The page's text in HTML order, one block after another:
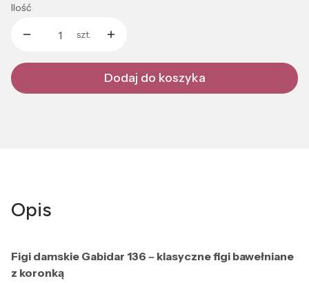
Ilość
szt.
Dodaj do koszyka
Opis
Figi damskie Gabidar 136 – klasyczne figi bawełniane
z koronką